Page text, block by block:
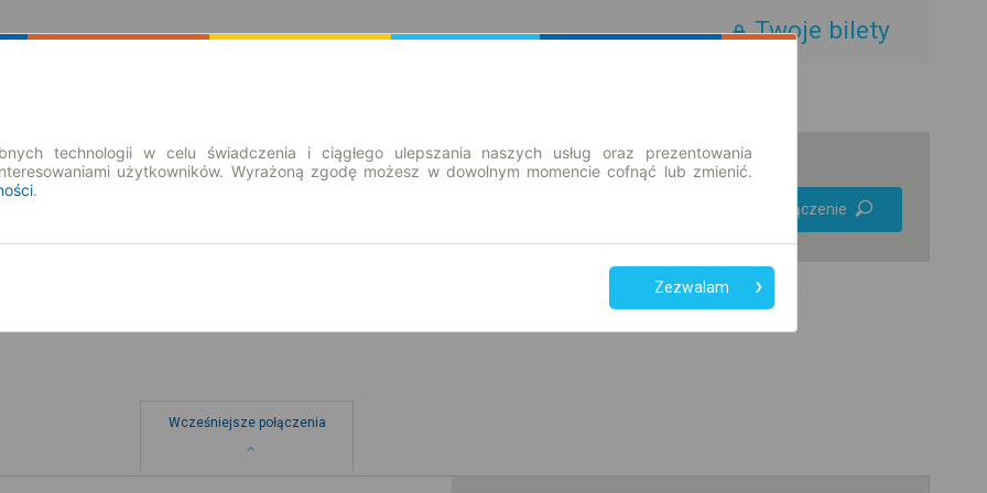
Twoje bilety
Znajdź połączenie
Wcześniejsze połączenia
technologii w celu świadczenia i ciągłego ulepszania naszych usług oraz prezentowania
użytkowników. Wyrażoną zgodę możesz w dowolnym momencie cofnąć lub zmienić.
.
Zezwalam